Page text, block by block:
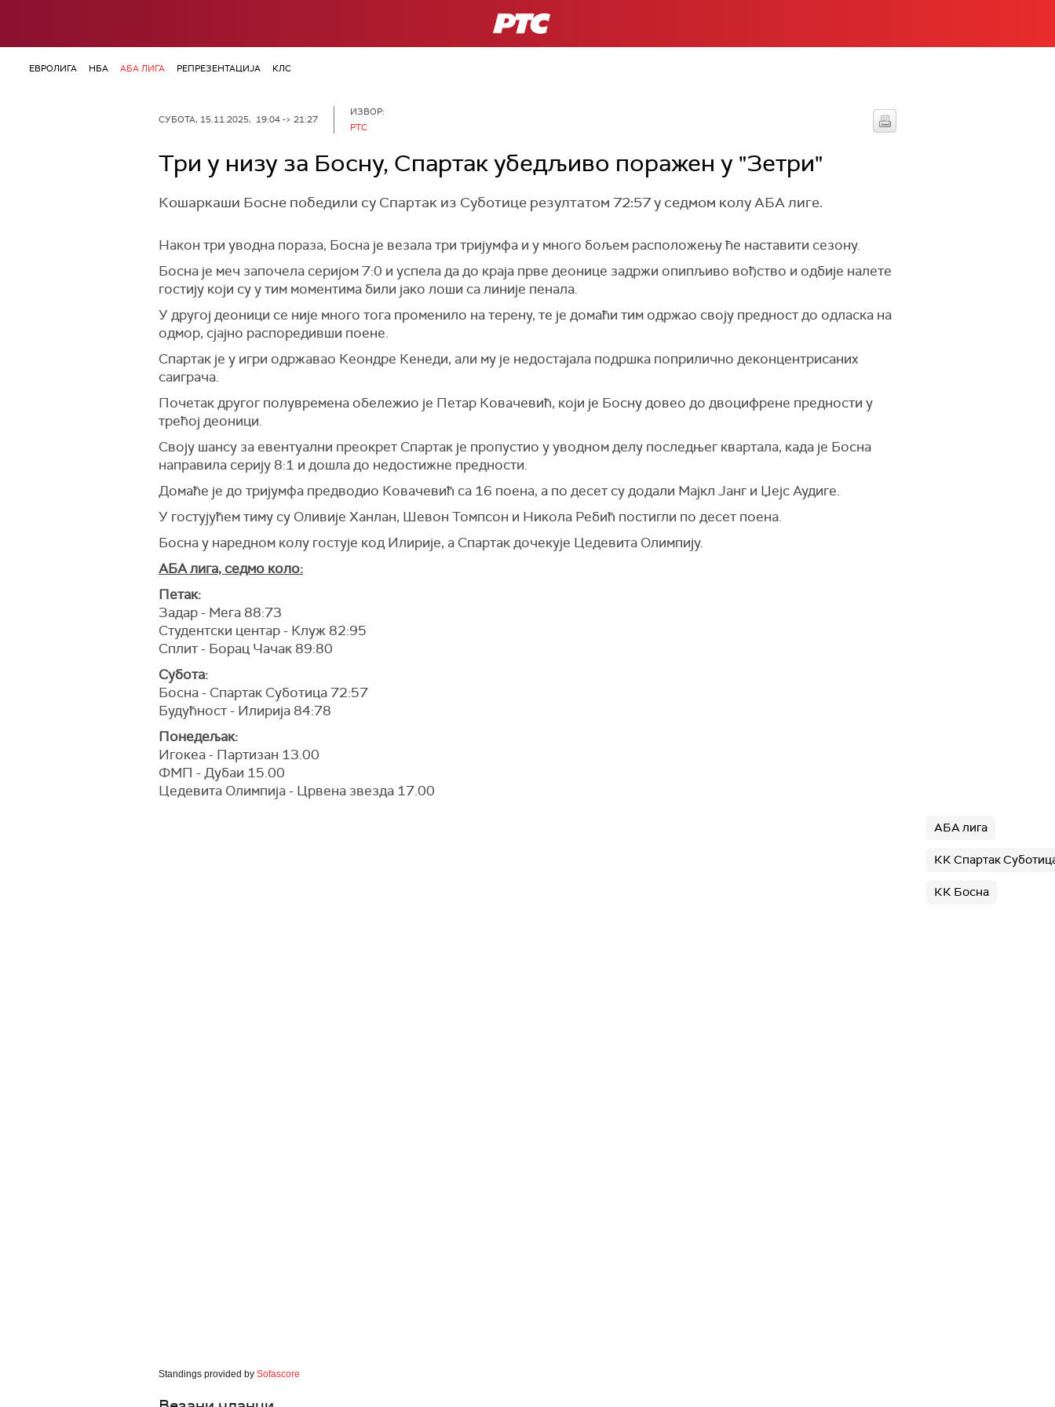
РТС
ЕВРОЛИГА НБА АБА ЛИГА РЕПРЕЗЕНТАЦИЈА КЛС
СУБОТА, 15.11.2025, 19:04 -> 21:27
ИЗВОР:
РТС
Три у низу за Босну, Спартак убедљиво поражен у "Зетри"
Кошаркаши Босне победили су Спартак из Суботице резултатом 72:57 у седмом колу АБА лиге.
Након три уводна пораза, Босна је везала три тријумфа и у много бољем расположењу ће наставити сезону.
Босна је меч започела серијом 7:0 и успела да до краја прве деонице задржи опипљиво вођство и одбије налете
гостију који су у тим моментима били јако лоши са линије пенала.
У другој деоници се није много тога променило на терену, те је домаћи тим одржао своју предност до одласка на
одмор, сјајно распоредивши поене.
Спартак је у игри одржавао Кеондре Кенеди, али му је недостајала подршка поприлично деконцентрисаних
саиграча.
Почетак другог полувремена обележио је Петар Ковачевић, који је Босну довео до двоцифрене предности у
трећој деоници.
Своју шансу за евентуални преокрет Спартак је пропустио у уводном делу последњег квартала, када је Босна
направила серију 8:1 и дошла до недостижне предности.
Домаће је до тријумфа предводио Ковачевић са 16 поена, а по десет су додали Мајкл Јанг и Џејс Аудиге.
У гостујућем тиму су Оливије Ханлан, Шевон Томпсон и Никола Ребић постигли по десет поена.
Босна у наредном колу гостује код Илирије, а Спартак дочекује Цедевита Олимпију.
АБА лига, седмо коло:
Петак:
Задар - Мега 88:73
Студентски центар - Клуж 82:95
Сплит - Борац Чачак 89:80
Субота:
Босна - Спартак Суботица 72:57
Будућност - Илирија 84:78
Понедељак:
Игокеа - Партизан 13.00
ФМП - Дубаи 15.00
Цедевита Олимпија - Црвена звезда 17.00
Standings provided by Sofascore
АБА лига
КК Спартак
КК Босна